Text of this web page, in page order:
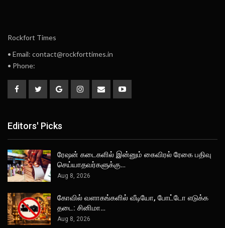
Rockfort Times
• Email: contact@rockforttimes.in
• Phone:
Editors' Picks
ரேஷன் கடைகளில் இன்னும் கைவிரல் ரேகை பதிவு
செய்யாதவர்களுக்கு…
Aug 8, 2026
கோவில் வளாகங்களில் வீடியோ, போட்டோ எடுக்க
தடை: சினிமா…
Aug 8, 2026